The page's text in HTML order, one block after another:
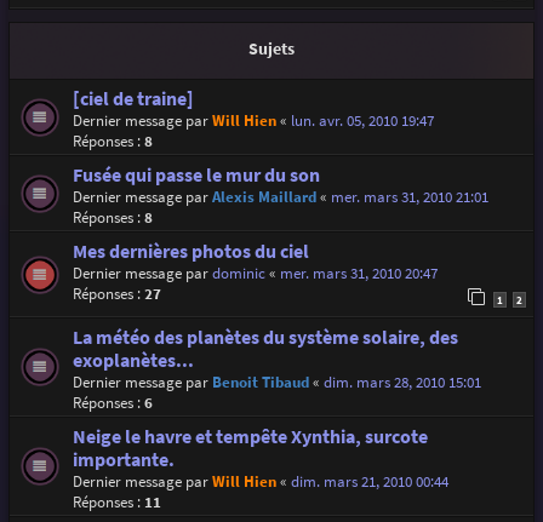
Sujets
[ciel de traine]
Dernier message parWill Hien« lun. avr. 05, 2010 19:47
Réponses :8
Fusée qui passe le mur du son
Dernier message parAlexis Maillard« mer. mars 31, 2010 21:01
Réponses :8
Mes dernières photos du ciel
Dernier message pardominic« mer. mars 31, 2010 20:47
Réponses :27 1 2
La météo des planètes du système solaire, des
exoplanètes...
Dernier message par Benoit Tibaud« dim. mars 28, 2010 15:01
Réponses :6
Neige le havre et tempête Xynthia, surcote
importante.
Dernier message parWill Hien« dim. mars 21, 2010 00:44
Réponses : 11